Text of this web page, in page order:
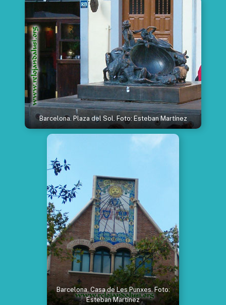
Barcelona. Plaza del Sol. Foto: Esteban Martínez
Barcelona, Casa de Les Punxes. Foto:
Esteban Martínez